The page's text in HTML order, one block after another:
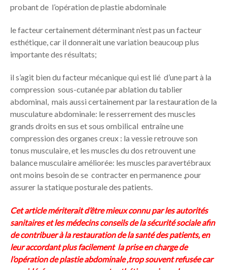
probant de l’opération de plastie abdominale
le facteur certainement déterminant n’est pas un facteur
esthétique, car il donnerait une variation beaucoup plus
importante des résultats;
il s’agit bien du facteur mécaniquequi est lié d’une part à la
compression sous-cutanée par ablation du tablier
abdominal, mais aussi certainement par la restauration de la
musculature abdominale: le resserrement des muscles
grands droits en sus et sous ombilical entraîne une
compression des organes creux : la vessie retrouve son
tonus musculaire, et les muscles du dos retrouvent une
balance musculaire améliorée: les muscles paravertébraux
ont moins besoin de se contracter en permanence ,pour
assurer la statique posturale des patients.
Cet article mériterait d’être mieux connu par les autorités
sanitaires et les médecins conseils de la sécurité sociale afin
de contribuer à la restauration de la santé des patients, en
leur accordant plus facilement la prise en charge de
l’opération de plastie abdominale ,trop souvent refusée car